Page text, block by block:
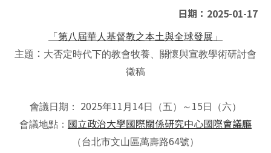
日期：2025-01-17
「第八屆華人基督教之本土與全球發展」
主題 ： 大否定時代下的教會牧養、關懷與宣教學術研討會
徵稿
會議日期： 2025年11 月 14日（五）～ 15 日（六）
會議地點： 國立政治大學國際關係研究中心國際會議廳
（台北市文山區萬壽路64號）